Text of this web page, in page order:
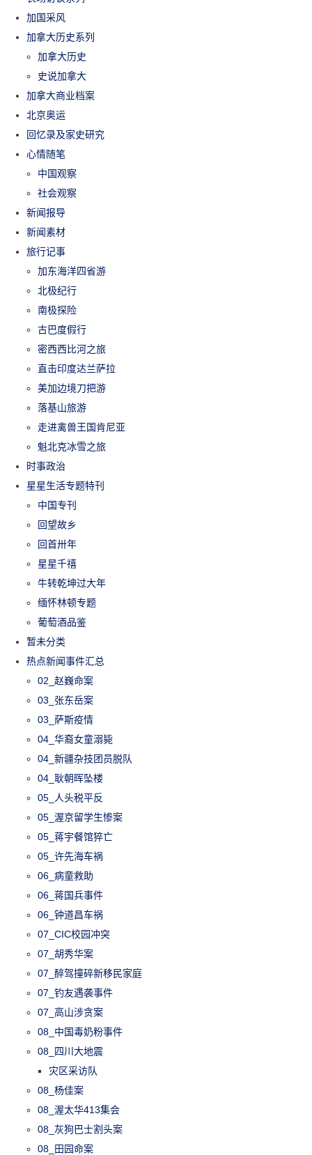
加国采风
加拿大历史系列
加拿大历史
史说加拿大
加拿大商业档案
北京奥运
回忆录及家史研究
心情随笔
中国观察
社会观察
新闻报导
新闻素材
旅行记事
加东海洋四省游
北极纪行
南极探险
古巴度假行
密西西比河之旅
直击印度达兰萨拉
美加边境刀把游
落基山旅游
走进禽兽王国肯尼亚
魁北克冰雪之旅
时事政治
星星生活专题特刊
中国专刊
回望故乡
回首卅年
星星千禧
牛转乾坤过大年
缅怀林顿专题
葡萄酒品鉴
暂未分类
热点新闻事件汇总
02_赵巍命案
03_张东岳案
03_萨斯疫情
04_华裔女童溺毙
04_新疆杂技团员脱队
04_耿朝晖坠楼
05_人头税平反
05_渥京留学生惨案
05_蒋宇餐馆猝亡
05_许先海车祸
06_病童救助
06_蒋国兵事件
06_钟道昌车祸
07_CIC校园冲突
07_胡秀华案
07_醉驾撞碎新移民家庭
07_钓友遇袭事件
07_高山涉贪案
08_中国毒奶粉事件
08_四川大地震
灾区采访队
08_杨佳案
08_渥太华413集会
08_灰狗巴士割头案
08_田园命案